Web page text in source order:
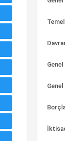
Genel